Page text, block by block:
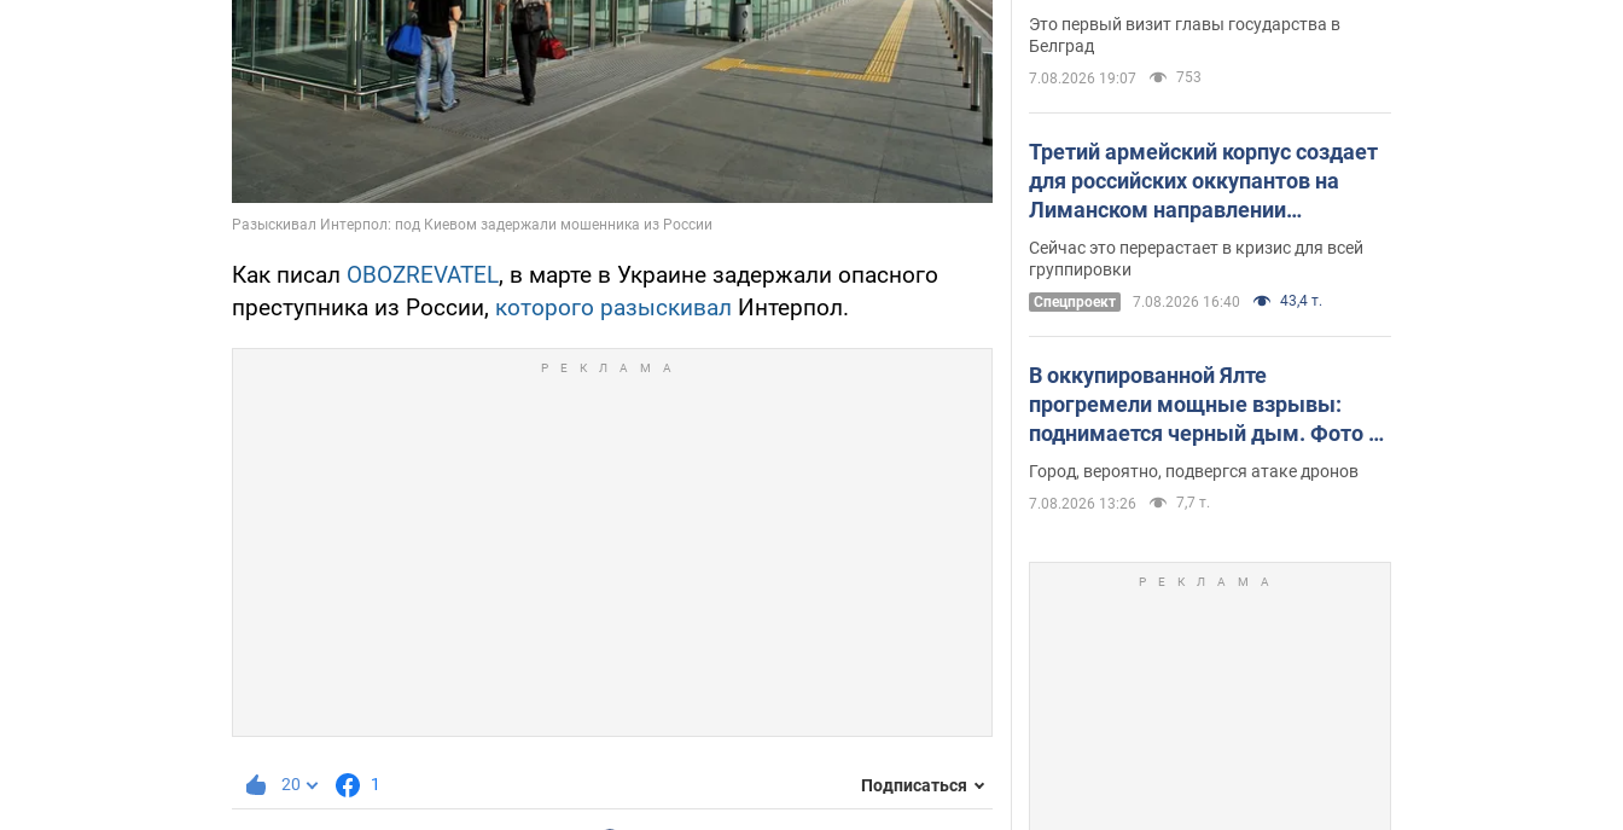
Как писал OBOZREVATEL, в марте в Украине задержали опасного
преступника из России, которого разыскивал Интерпол.
20 1 Подписаться
Это первый визит главы государства в
Белград
7.08.2026 19:07 753
Третий армейский корпус создает
для российских оккупантов на
Лиманском направлении
критический дискомфорт: как это
удалось
Сейчас это перерастает в кризис для всей
группировки
Спецпроект 7.08.2026 16:40 43,4 т.
В оккупированной Ялте
прогремели мощные взрывы:
поднимается черный дым. Фото и
видео
Город, вероятно, подвергся атаке дронов
7.08.2026 13:26 7,7 т.